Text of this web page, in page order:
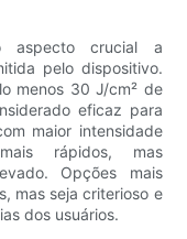
aspecto crucial a
pelo dispositivo.
menos 30 J/cm² de
eficaz para
maior intensidade
rápidos, mas
Opções mais
mas seja criterioso e
dos usuários.